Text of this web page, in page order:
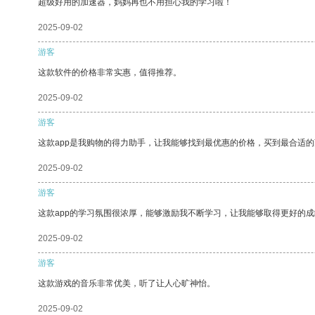
超级好用的加速器，妈妈再也不用担心我的学习啦！
2025-09-02
游客
这款软件的价格非常实惠，值得推荐。
2025-09-02
游客
这款app是我购物的得力助手，让我能够找到最优惠的价格，买到最合适的
2025-09-02
游客
这款app的学习氛围很浓厚，能够激励我不断学习，让我能够取得更好的成
2025-09-02
游客
这款游戏的音乐非常优美，听了让人心旷神怡。
2025-09-02